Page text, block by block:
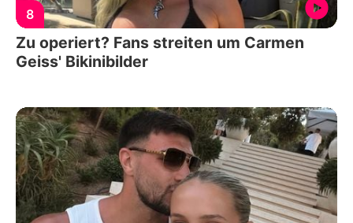
8
Zu operiert? Fans streiten um Carmen
Geiss' Bikinibilder